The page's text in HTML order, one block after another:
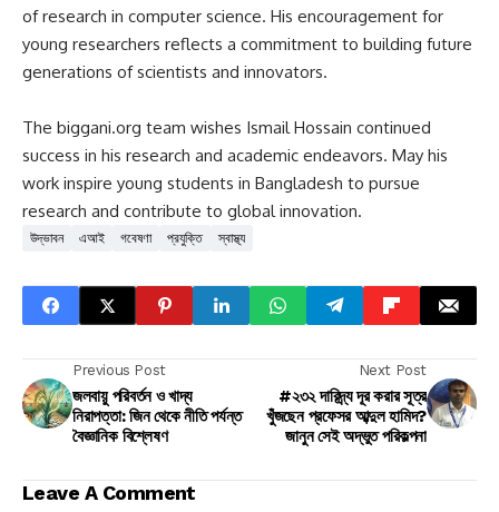
of research in computer science. His encouragement for
young researchers reflects a commitment to building future
generations of scientists and innovators.
The biggani.org team wishes Ismail Hossain continued
success in his research and academic endeavors. May his
work inspire young students in Bangladesh to pursue
research and contribute to global innovation.
উদ্ভাবন এআই গবেষণা প্রযুক্তি স্বাস্থ্য
Previous Post
জলবায়ু পরিবর্তন ও খাদ্য
নিরাপত্তা: জিন থেকে নীতি পর্যন্ত
বৈজ্ঞানিক বিশ্লেষণ
Next Post
#২৩২ দারিদ্র্য দূর করার সূত্র
খুঁজছেন প্রফেসর আব্দুল হামিদ?
জানুন সেই অদ্ভুত পরিকল্পনা
Leave A Comment